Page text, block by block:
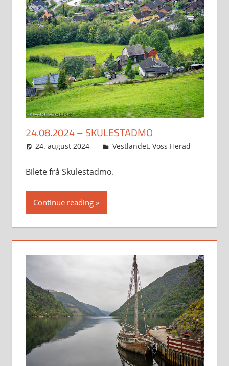
24.08.2024 – SKULESTADMO
24. august 2024 Svein
Vestlandet, Voss Herad
Bilete frå Skulestadmo.
Continue reading